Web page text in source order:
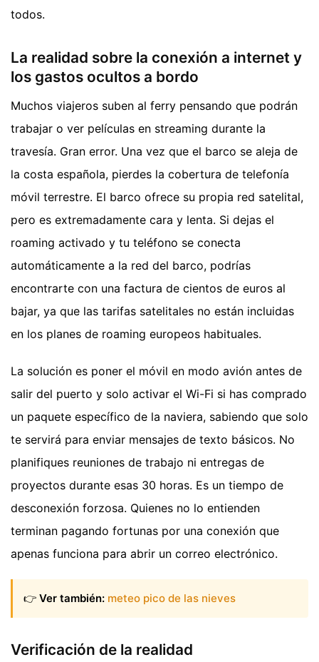
todos.
La realidad sobre la conexión a internet y
los gastos ocultos a bordo
Muchos viajeros suben al ferry pensando que podrán
trabajar o ver películas en streaming durante la
travesía. Gran error. Una vez que el barco se aleja de
la costa española, pierdes la cobertura de telefonía
móvil terrestre. El barco ofrece su propia red satelital,
pero es extremadamente cara y lenta. Si dejas el
roaming activado y tu teléfono se conecta
automáticamente a la red del barco, podrías
encontrarte con una factura de cientos de euros al
bajar, ya que las tarifas satelitales no están incluidas
en los planes de roaming europeos habituales.
La solución es poner el móvil en modo avión antes de
salir del puerto y solo activar el Wi-Fi si has comprado
un paquete específico de la naviera, sabiendo que solo
te servirá para enviar mensajes de texto básicos. No
planifiques reuniones de trabajo ni entregas de
proyectos durante esas 30 horas. Es un tiempo de
desconexión forzosa. Quienes no lo entienden
terminan pagando fortunas por una conexión que
apenas funciona para abrir un correo electrónico.
👉 Ver también: meteo pico de las nieves
Verificación de la realidad